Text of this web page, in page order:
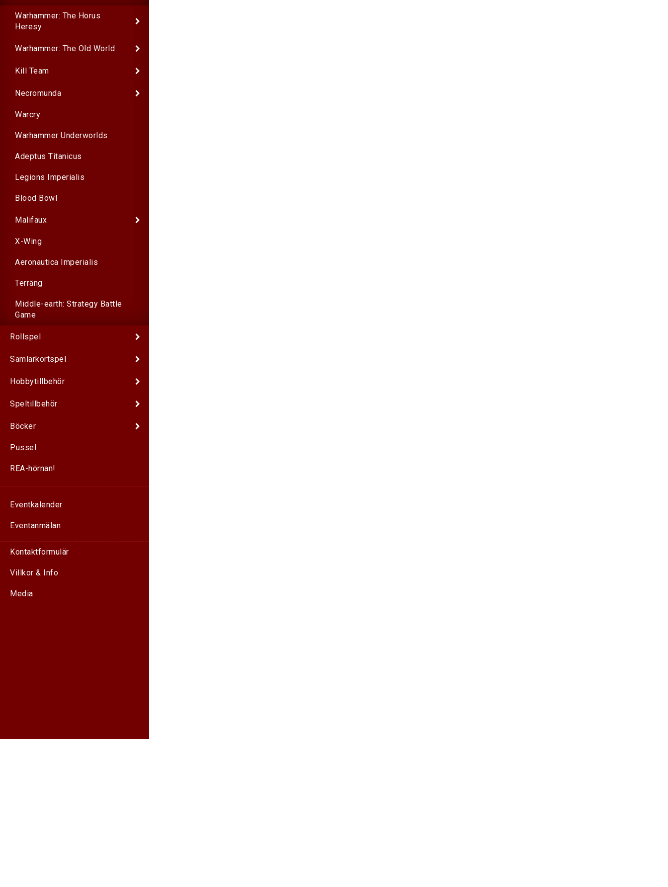
Warhammer: The Horus
Heresy
Warhammer: The Old World
Kill Team
Necromunda
Warcry
Warhammer Underworlds
Adeptus Titanicus
Legions Imperialis
Blood Bowl
Malifaux
X-Wing
Aeronautica Imperialis
Terräng
Middle-earth: Strategy Battle
Game
Rollspel
Samlarkortspel
Hobbytillbehör
Speltillbehör
Böcker
Pussel
REA-hörnan!
Eventkalender
Eventanmälan
Kontaktformulär
Villkor & Info
Media